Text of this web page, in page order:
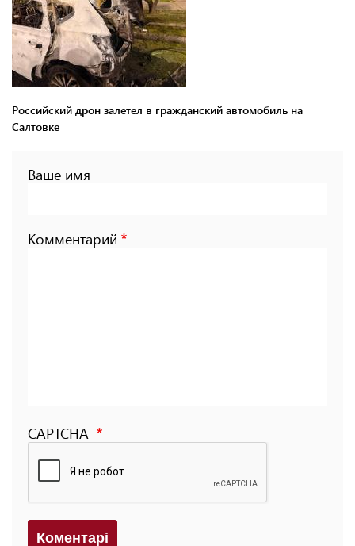
Российский дрон залетел в гражданский автомобиль на
Салтовке
Ваше имя
Комментарий
CAPTCHA
Коментарi